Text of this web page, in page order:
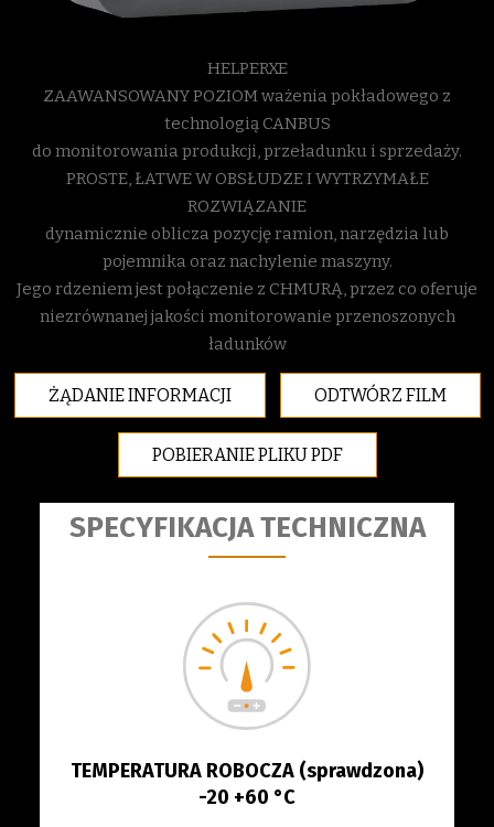
HELPERXE
ZAAWANSOWANY POZIOM ważenia pokładowego z
technologią CANBUS
do monitorowania produkcji, przeładunku i sprzedaży.
PROSTE, ŁATWE W OBSŁUDZE I WYTRZYMAŁE
ROZWIĄZANIE
dynamicznie oblicza pozycję ramion, narzędzia lub
pojemnika oraz nachylenie maszyny.
Jego rdzeniem jest połączenie z CHMURĄ, przez co oferuje
niezrównanej jakości monitorowanie przenoszonych
ładunków
ŻĄDANIE INFORMACJI ODTWÓRZ FILM
POBIERANIE PLIKU PDF
SPECYFIKACJA TECHNICZNA
TEMPERATURA ROBOCZA (sprawdzona)
-20 +60 °C